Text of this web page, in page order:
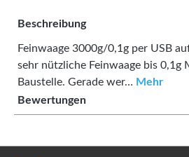
Beschreibung
Feinwaage 3000g/0,1g per USB
sehr nützliche Feinwaage bis 0,1g
Baustelle. Gerade wer… Mehr
Bewertungen